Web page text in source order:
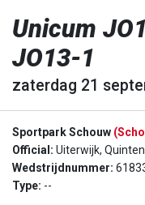
Unicum
JO13-1
zaterdag 21
Sportpark Schouw
Official: Uiterwijk,
Wedstrijdnummer:
Type: --